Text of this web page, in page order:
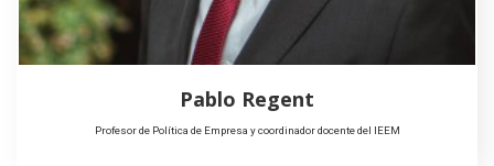
Pablo Regent
Profesor de Política de Empresa y coordinador docente del IEEM